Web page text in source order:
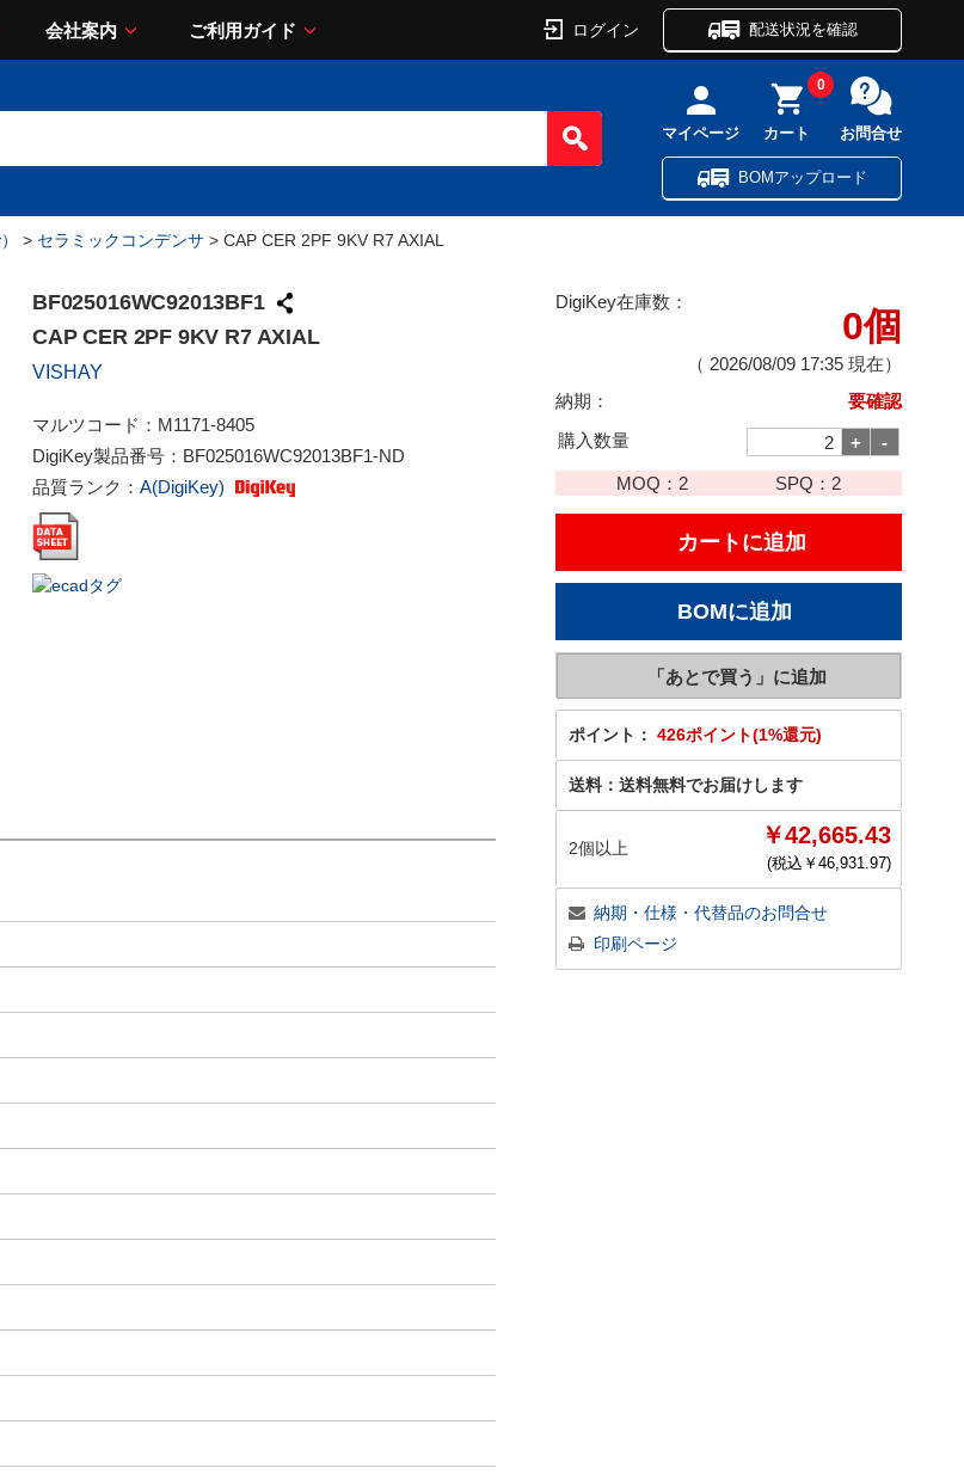
会社案内 ご利用ガイド ログイン 配送状況を確認
マイページ カート
0
お問合せ
BOMアップロード
> セラミックコンデンサ > CAP CER 2PF 9KV R7 AXIAL
BF025016WC92013BF1
CAP CER 2PF 9KV R7 AXIAL
VISHAY
マルツコード： M1171-8405
DigiKey製品番号： BF025016WC92013BF1-ND
品質ランク： A(DigiKey)
DigiKey在庫数：
0個
（ 2026/08/09 17:35 現在）
納期：
要確認
購入数量
MOQ： 2 SPQ： 2
ポイント： 426ポイント(1%還元)
送料： 送料無料でお届けします
2個以上 ￥42,665.43
(税込￥ 46,931.97)
納期・仕様・代替品のお問合せ
印刷ページ